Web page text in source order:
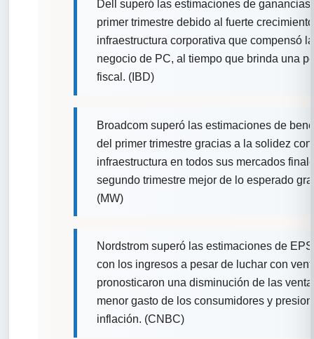
Dell superó las estimaciones de
primer trimestre debido al fuerte
infraestructura corporativa que compensó
negocio de PC, al tiempo que brinda una
fiscal. (IBD)
Broadcom superó las estimaciones de
del primer trimestre gracias a la solidez
infraestructura en todos sus mercados
segundo trimestre mejor de lo esperado
(MW)
Nordstrom superó las estimaciones de
con los ingresos a pesar de luchar con
pronosticaron una disminución de las
menor gasto de los consumidores y
inflación. (CNBC)